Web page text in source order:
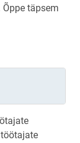
täpsem